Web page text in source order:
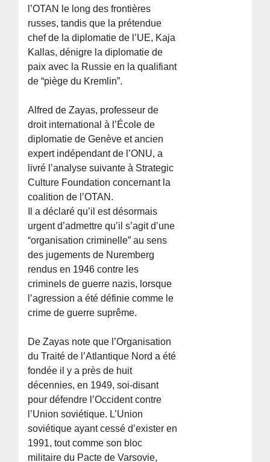
l’OTAN le long des frontières
russes, tandis que la prétendue
chef de la diplomatie de l’UE, Kaja
Kallas, dénigre la diplomatie de
paix avec la Russie en la qualifiant
de “piège du Kremlin”.
Alfred de Zayas, professeur de
droit international à l’École de
diplomatie de Genève et ancien
expert indépendant de l’ONU, a
livré l’analyse suivante à Strategic
Culture Foundation concernant la
coalition de l’OTAN.
Il a déclaré qu’il est désormais
urgent d’admettre qu’il s’agit d’une
“organisation criminelle” au sens
des jugements de Nuremberg
rendus en 1946 contre les
criminels de guerre nazis, lorsque
l’agression a été définie comme le
crime de guerre suprême.
De Zayas note que l’Organisation
du Traité de l’Atlantique Nord a été
fondée il y a près de huit
décennies, en 1949, soi-disant
pour défendre l’Occident contre
l’Union soviétique. L’Union
soviétique ayant cessé d’exister en
1991, tout comme son bloc
militaire du Pacte de Varsovie,